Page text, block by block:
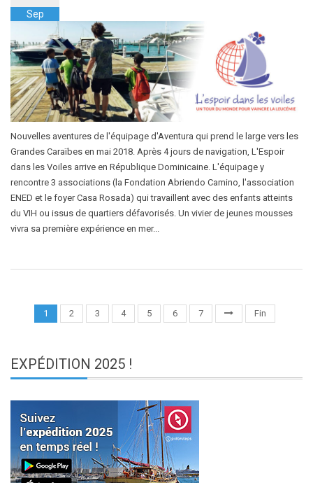
Sep
Nouvelles aventures de l'équipage d'Aventura qui prend le large vers les
Grandes Caraïbes en mai 2018. Après 4 jours de navigation, L'Espoir
dans les Voiles arrive en République Dominicaine. L'équipage y
rencontre 3 associations (la Fondation Abriendo Camino, l'association
ENED et le foyer Casa Rosada) qui travaillent avec des enfants atteints
du VIH ou issus de quartiers défavorisés. Un vivier de jeunes mousses
vivra sa première expérience en mer...
1 2 3 4 5 6 7 Fin
EXPÉDITION 2025 !